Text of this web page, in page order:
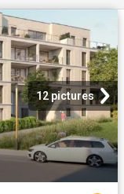
12 pictures